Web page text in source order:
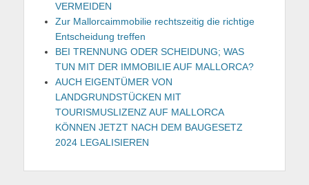
VERMEIDEN
Zur Mallorcaimmobilie rechtszeitig die richtige
Entscheidung treffen
BEI TRENNUNG ODER SCHEIDUNG; WAS
TUN MIT DER IMMOBILIE AUF MALLORCA?
AUCH EIGENTÜMER VON
LANDGRUNDSTÜCKEN MIT
TOURISMUSLIZENZ AUF MALLORCA
KÖNNEN JETZT NACH DEM BAUGESETZ
2024 LEGALISIEREN